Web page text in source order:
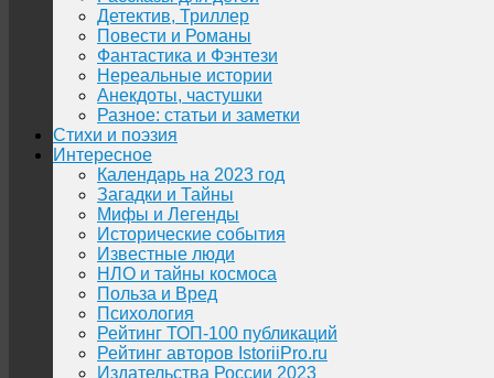
Детектив, Триллер
Повести и Романы
Фантастика и Фэнтези
Нереальные истории
Анекдоты, частушки
Разное: статьи и заметки
Стихи и поэзия
Интересное
Календарь на 2023 год
Загадки и Тайны
Мифы и Легенды
Исторические события
Известные люди
НЛО и тайны космоса
Польза и Вред
Психология
Рейтинг ТОП-100 публикаций
Рейтинг авторов IstoriiPro.ru
Издательства России 2023